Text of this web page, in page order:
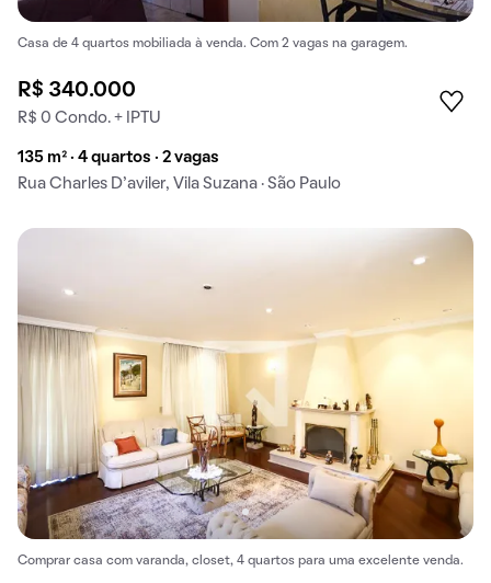
Casa de 4 quartos mobiliada à venda. Com 2 vagas na garagem.
R$ 340.000
R$ 0 Condo. + IPTU
135 m² · 4 quartos · 2 vagas
Rua Charles D’aviler, Vila Suzana · São Paulo
Comprar casa com varanda, closet, 4 quartos para uma excelente venda.